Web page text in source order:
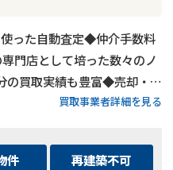
った自動査定◆仲介手数料
門店として培った数々のノ
の買取実績も豊富◆売却・査
買取事業者詳細を見る
件
再建築不可